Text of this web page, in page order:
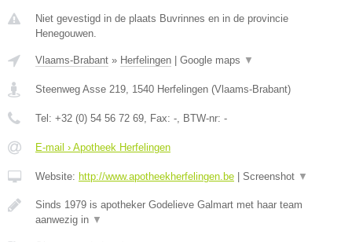
Niet gevestigd in de plaats Buvrinnes en in de provincie
Henegouwen.
Vlaams-Brabant » Herfelingen Google maps ▼
Steenweg Asse 219 1540 Herfelingen (Vlaams-Brabant)
Tel: +32 (0) 54 56 72 69 , Fax: - , BTW-nr: -
E-mail › Apotheek Herfelingen
Website: http://www.apotheekherfelingen.be Screenshot ▼
Sinds 1979 is apotheker Godelieve Galmart met haar team
aanwezig in ▼